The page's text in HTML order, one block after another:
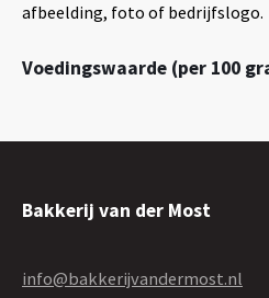
afbeelding, foto of bedrijfslogo.
Voedingswaarde (per 100
Bakkerij van der Most
info@bakkerijvandermost.nl